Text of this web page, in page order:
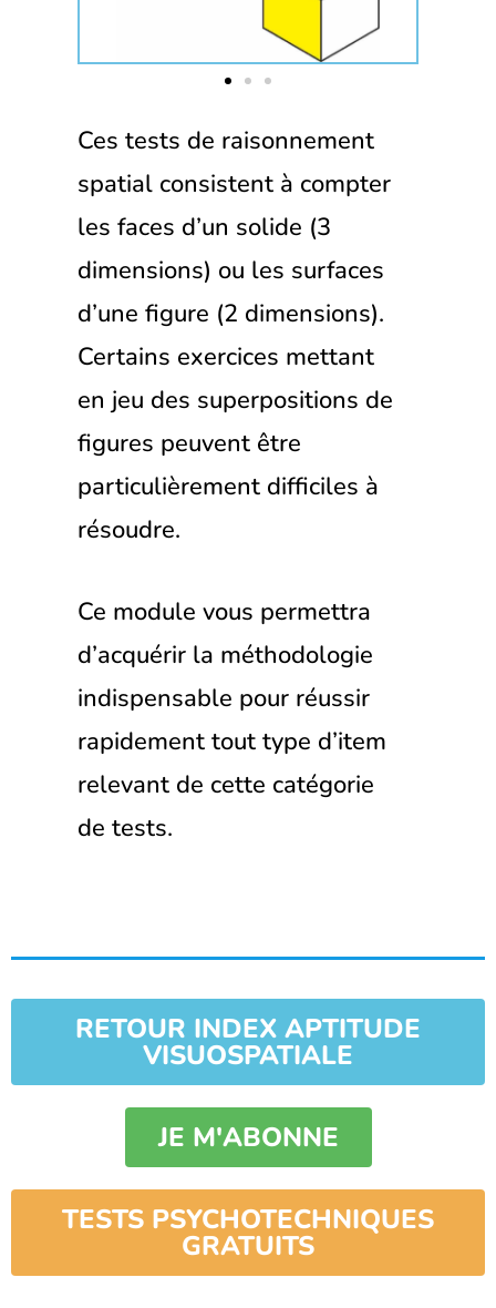
Ces tests de raisonnement
spatial consistent à compter
les faces d’un solide (3
dimensions) ou les surfaces
d’une figure (2 dimensions).
Certains exercices mettant
en jeu des superpositions de
figures peuvent être
particulièrement difficiles à
résoudre.
Ce module vous permettra
d’acquérir la méthodologie
indispensable pour réussir
rapidement tout type d’item
relevant de cette catégorie
de tests.
RETOUR INDEX APTITUDE
VISUOSPATIALE
JE M'ABONNE
TESTS PSYCHOTECHNIQUES
GRATUITS